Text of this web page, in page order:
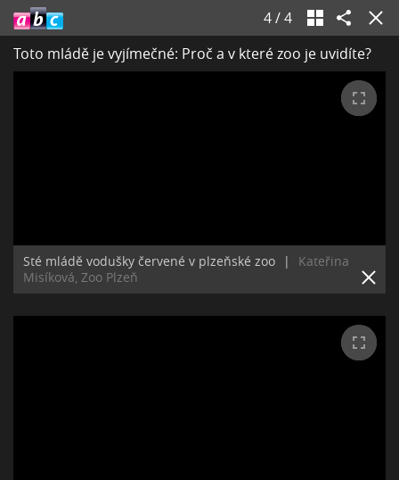
4/4
Toto mládě je vyjímečné: Proč a v které zoo je uvidíte?
Sté mládě vodušky červené v plzeňské zoo |
Kateřina
Misíková, Zoo Plzeň